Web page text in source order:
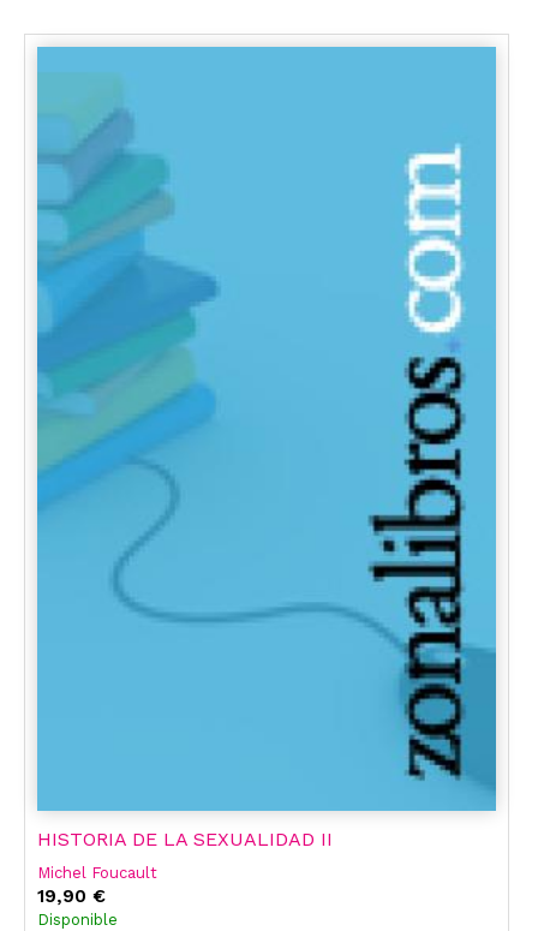
HISTORIA DE LA SEXUALIDAD II
Michel Foucault
19,90 €
Disponible